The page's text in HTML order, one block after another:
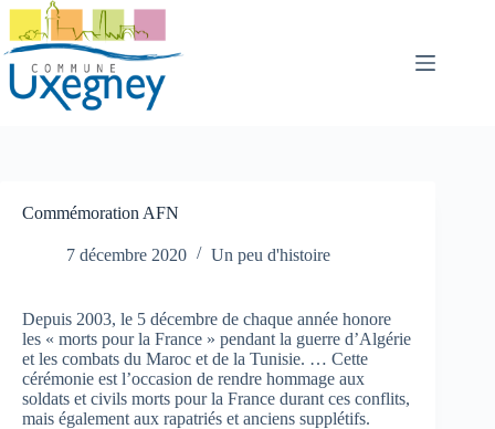
Passer
contenu
Commémoration AFN
7 décembre 2020 Un peu d'histoire
Depuis 2003, le 5 décembre de chaque année honore
les « morts pour la France » pendant la guerre d’Algérie
et les combats du Maroc et de la Tunisie. … Cette
cérémonie est l’occasion de rendre hommage aux
soldats et civils morts pour la France durant ces conflits,
mais également aux rapatriés et anciens supplétifs.